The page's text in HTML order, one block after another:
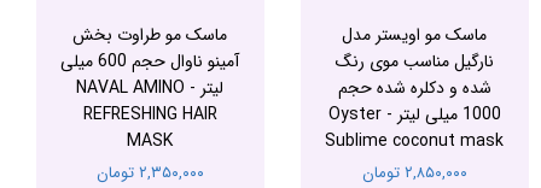
ماسک مو اویستر مدل
نارگیل مناسب موی رنگ
شده و دکلره شده حجم
1000 میلی لیتر - Oyster
Sublime coconut mask
۲,۸۵۰,۰۰۰ تومان
ماسک مو طراوت بخش
آمینو ناوال حجم 600 میلی
لیتر - NAVAL AMINO
REFRESHING HAIR
MASK
۲,۳۵۰,۰۰۰ تومان